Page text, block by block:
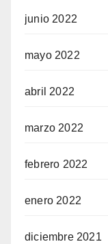
junio 2022
mayo 2022
abril 2022
marzo 2022
febrero 2022
enero 2022
diciembre 2021